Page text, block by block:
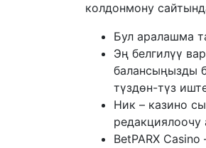
колдонмону
Бул аралашма
Эң белгилүү
балансыңызды
түздөн-түз
Ник – казино
редакциялоочу
BetPARX